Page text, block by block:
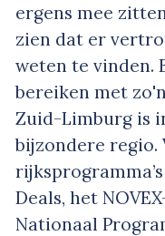
ergens mee
zien dat er
weten te vinden.
bereiken met
Zuid-Limburg is
bijzondere regio.
Deals, het
Nationaal